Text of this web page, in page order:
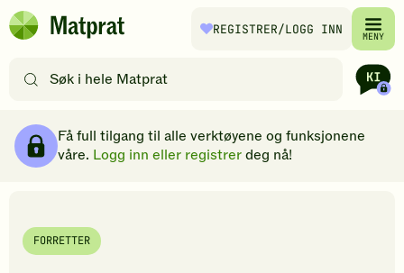
Hopp til hovedinnhold
Matprat
REGISTRER/LOGG INN MENY
etter
filtre
Få full tilgang til alle verktøyene og funksjonene
våre. Logg inn eller registrerdeg nå!
FORRETTER